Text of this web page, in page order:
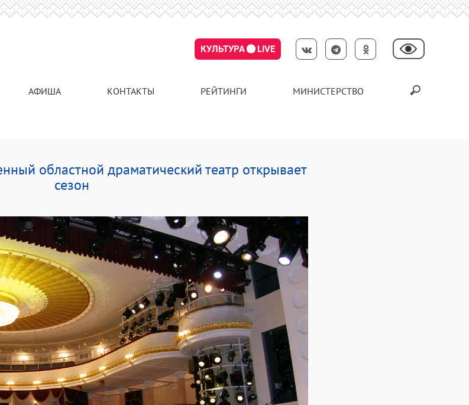
КУЛЬТУРА LIVE
АФИША КОНТАКТЫ РЕЙТИНГИ МИНИСТЕРСТВО
областной драматический театр открывает
сезон